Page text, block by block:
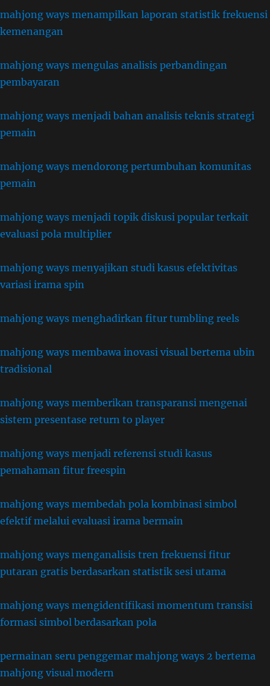
mahjong ways menampilkan laporan statistik frekuensi
kemenangan
mahjong ways mengulas analisis perbandingan
pembayaran
mahjong ways menjadi bahan analisis teknis strategi
pemain
mahjong ways mendorong pertumbuhan komunitas
pemain
mahjong ways menjadi topik diskusi popular terkait
evaluasi pola multiplier
mahjong ways menyajikan studi kasus efektivitas
variasi irama spin
mahjong ways menghadirkan fitur tumbling reels
mahjong ways membawa inovasi visual bertema ubin
tradisional
mahjong ways memberikan transparansi mengenai
sistem presentase return to player
mahjong ways menjadi referensi studi kasus
pemahaman fitur freespin
mahjong ways membedah pola kombinasi simbol
efektif melalui evaluasi irama bermain
mahjong ways menganalisis tren frekuensi fitur
putaran gratis berdasarkan statistik sesi utama
mahjong ways mengidentifikasi momentum transisi
formasi simbol berdasarkan pola
permainan seru penggemar mahjong ways 2 bertema
mahjong visual modern